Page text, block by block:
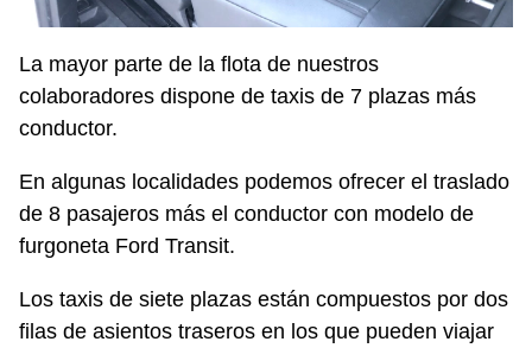
La mayor parte de la flota de nuestros
colaboradores dispone de taxis de 7 plazas más
conductor.
En algunas localidades podemos ofrecer el traslado
de 8 pasajeros más el conductor con modelo de
furgoneta Ford Transit.
Los taxis de siete plazas están compuestos por dos
filas de asientos traseros en los que pueden viajar